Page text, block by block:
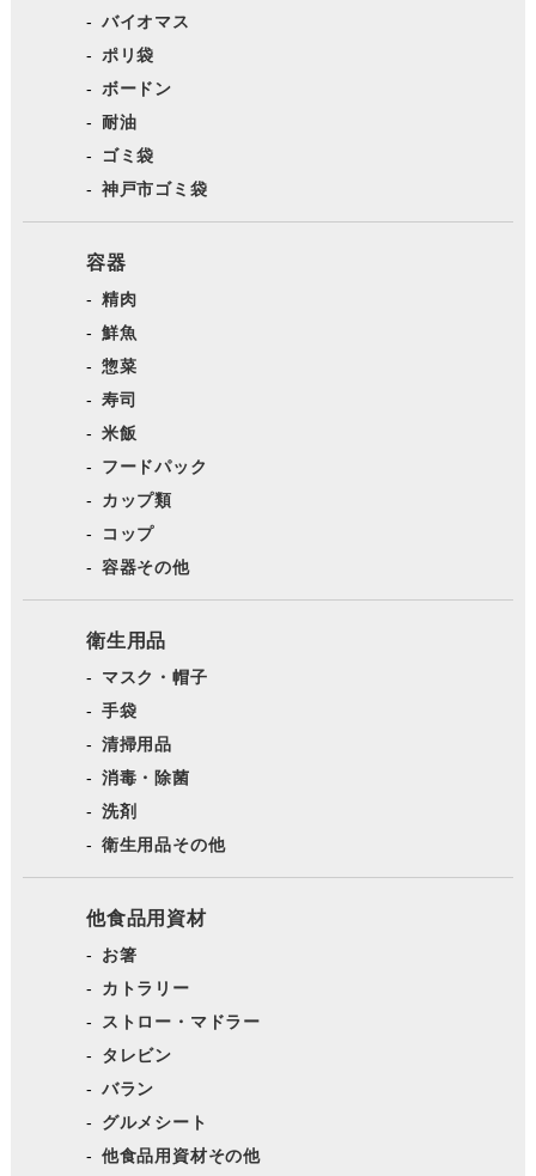
バイオマス
ポリ袋
ボードン
耐油
ゴミ袋
神戸市ゴミ袋
容器
精肉
鮮魚
惣菜
寿司
米飯
フードパック
カップ類
コップ
容器その他
衛生用品
マスク・帽子
手袋
清掃用品
消毒・除菌
洗剤
衛生用品その他
他食品用資材
お箸
カトラリー
ストロー・マドラー
タレビン
バラン
グルメシート
他食品用資材その他